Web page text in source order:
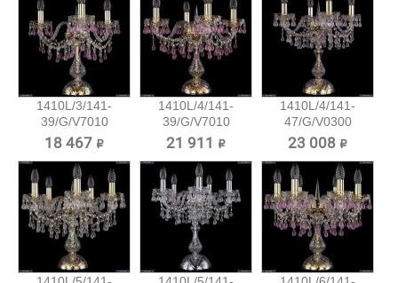
1410L/3/141-
39/G/V7010
Хрустальная...
18 467 ₽
1410L/4/141-
39/G/V7010
Хрустальная...
21 911 ₽
1410L/4/141-
47/G/V0300
Хрустальная...
23 008 ₽